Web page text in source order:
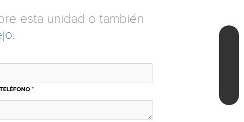
esta unidad o también
.
TELÉFONO *